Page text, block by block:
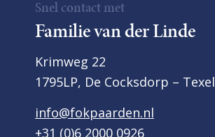
Snel contact met
Familie van der Linde
Krimweg 22
1795LP, De Cocksdorp – Texel
info@fokpaarden.nl
+31 (0)6 2000 0926